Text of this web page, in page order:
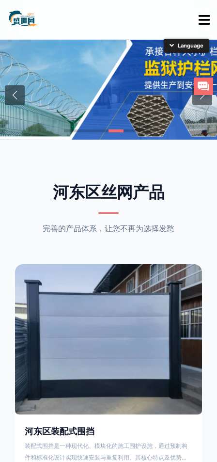
河东区丝网产品
完善的产品体系，让您不再为选择发愁
河东区装配式围挡
装配式围挡是一种现代化、模块化的施工围护设施，通过预制构
件和标准化设计实现快速安装与重复利用。其核心特点及优势如
简体中文
English
日本語
한국어